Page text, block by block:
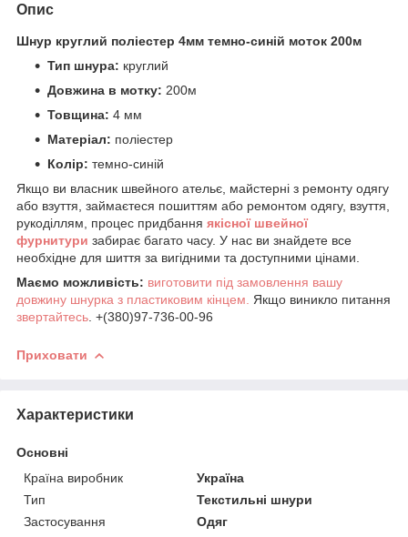
Опис
Шнур круглий поліестер 4мм темно-синій моток 200м
Тип шнура: круглий
Довжина в мотку: 200м
Товщина: 4 мм
Матеріал: поліестер
Колір: темно-синій
Якщо ви власник швейного ательє, майстерні з ремонту одягу
або взуття, займаєтеся пошиттям або ремонтом одягу, взуття,
рукоділлям, процес придбання якісної швейної
фурнитури забирає багато часу. У нас ви знайдете все
необхідне для шиття за вигідними та доступними цінами.
Маємо можливість: виготовити під замовлення вашу
довжину шнурка з пластиковим кінцем.
Якщо виникло питання
звертайтесь . +(380)97-736-00-96
Приховати
Характеристики
Основні
Країна виробник
Україна
Тип
Текстильні шнури
Застосування
Одяг